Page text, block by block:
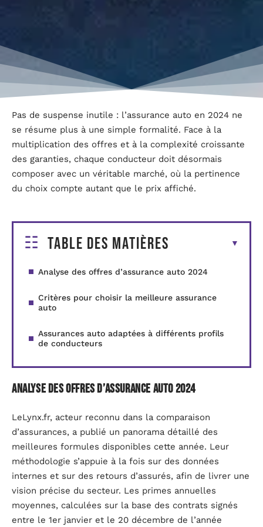
Pas de suspense inutile : l’assurance auto en 2024 ne
se résume plus à une simple formalité. Face à la
multiplication des offres et à la complexité croissante
des garanties, chaque conducteur doit désormais
composer avec un véritable marché, où la pertinence
du choix compte autant que le prix affiché.
Table des matières
Analyse des offres d’assurance auto 2024
Critères pour choisir la meilleure assurance
auto
Assurances auto adaptées à différents profils
de conducteurs
Analyse des offres d’assurance auto 2024
LeLynx.fr, acteur reconnu dans la comparaison
d’assurances, a publié un panorama détaillé des
meilleures formules disponibles cette année. Leur
méthodologie s’appuie à la fois sur des données
internes et sur des retours d’assurés, afin de livrer une
vision précise du secteur. Les primes annuelles
moyennes, calculées sur la base des contrats signés
entre le 1er janvier et le 20 décembre de l’année